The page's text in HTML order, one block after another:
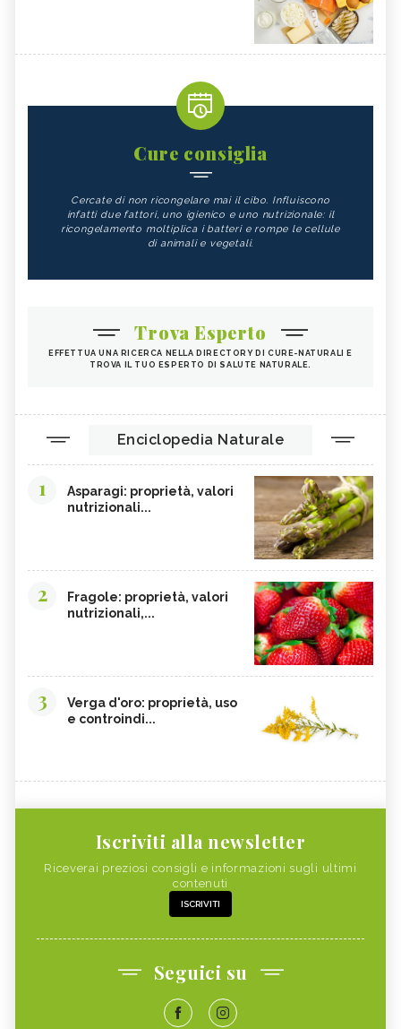
Cure consiglia
Cercate di non ricongelare mai il cibo. Influiscono
infatti due fattori, uno igienico e uno nutrizionale: il
ricongelamento moltiplica i batteri e rompe le cellule
di animali e vegetali.
Trova Esperto
EFFETTUA UNA RICERCA NELLA DIRECTORY DI CURE-NATURALI E
TROVA IL TUO ESPERTO DI SALUTE NATURALE.
Enciclopedia Naturale
1
Asparagi: proprietà, valori
nutrizionali...
2
Fragole: proprietà, valori
nutrizionali,...
3
Verga d'oro: proprietà, uso
e controindi...
Iscriviti alla newsletter
Riceverai preziosi consigli e informazioni sugli ultimi
contenuti
ISCRIVITI
Seguici su